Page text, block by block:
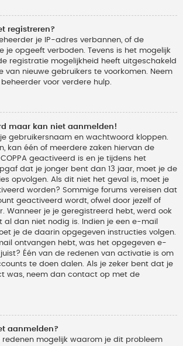
registreren?
je IP-adres verbannen, of de
je opgeeft verboden. Tevens is het mogelijk
registratie mogelijkheid heeft uitgeschakeld
van nieuwe gebruikers te voorkomen. Neem
voor verdere hulp.
maar kan niet aanmelden!
gebruikersnaam en wachtwoord kloppen.
kan één of meerdere zaken hiervan de
geactiveerd is en je tijdens het
dat je jonger bent dan 13 jaar, moet je de
opvolgen. Als dit niet het geval is, moet je
worden? Sommige forums vereisen dat
geactiveerd wordt, ofwel door jezelf of
Wanneer je je geregistreerd hebt, werd ook
al dan niet nodig is. Indien je een e-mail
je de daarin opgegeven instructies volgen.
ontvangen hebt, was het opgegeven e-
Één van de redenen van activatie is om
te doen dalen. Als je zeker bent dat je
was, neem dan contact op met de
aanmelden?
redenen mogelijk waarom je dit probleem